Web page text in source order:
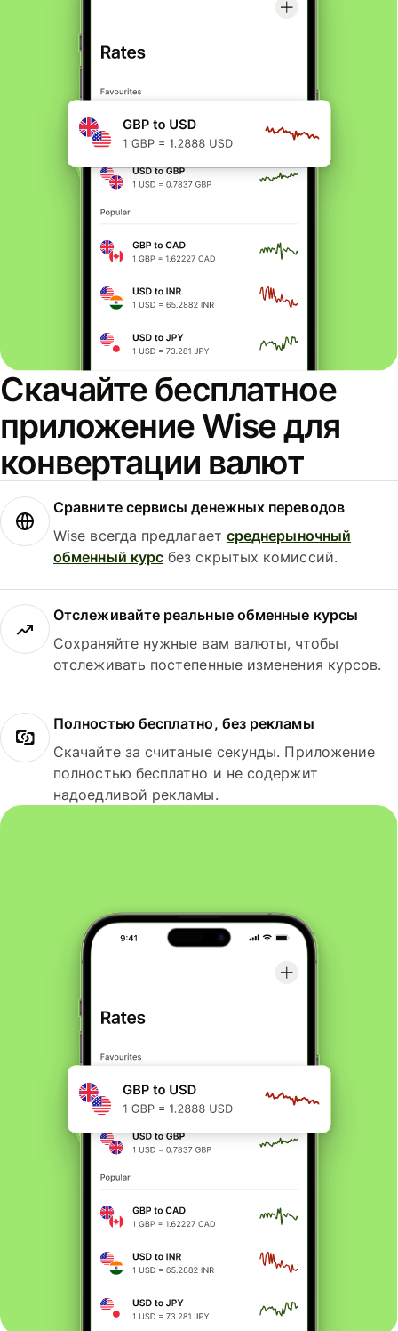
Скачайте бесплатное
приложение Wise для
конвертации валют
Сравните сервисы денежных переводов
Wise всегда предлагает среднерыночный
обменный курс без скрытых комиссий.
Отслеживайте реальные обменные курсы
Сохраняйте нужные вам валюты, чтобы
отслеживать постепенные изменения курсов.
Полностью бесплатно, без рекламы
Скачайте за считаные секунды. Приложение
полностью бесплатно и не содержит
надоедливой рекламы.